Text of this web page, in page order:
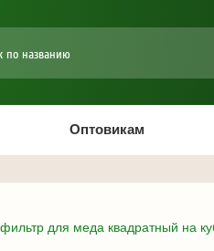
Оптовикам
для меда квадратный на